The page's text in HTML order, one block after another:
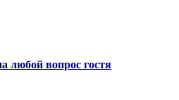
любой вопрос гостя